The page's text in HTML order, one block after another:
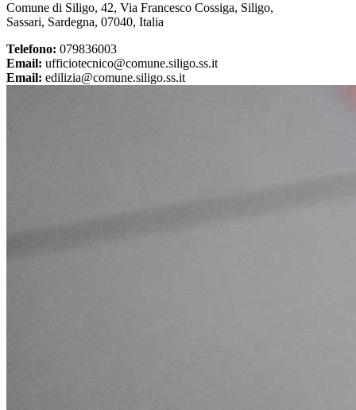
Comune di Siligo, 42, Via Francesco Cossiga, Siligo,
Sassari, Sardegna, 07040, Italia
Telefono: 079836003
Email: ufficiotecnico@comune.siligo.ss.it
Email: edilizia@comune.siligo.ss.it